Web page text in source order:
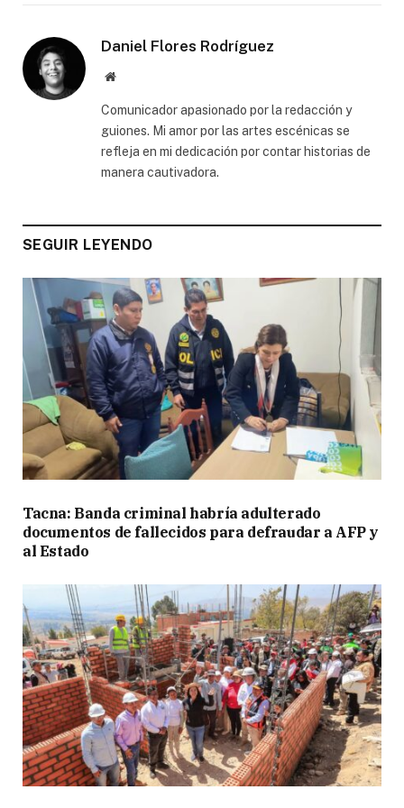
Daniel Flores Rodríguez
Website
Comunicador apasionado por la redacción y
guiones. Mi amor por las artes escénicas se
refleja en mi dedicación por contar historias de
manera cautivadora.
SEGUIR LEYENDO
Tacna: Banda criminal habría adulterado
documentos de fallecidos para defraudar a AFP y
al Estado